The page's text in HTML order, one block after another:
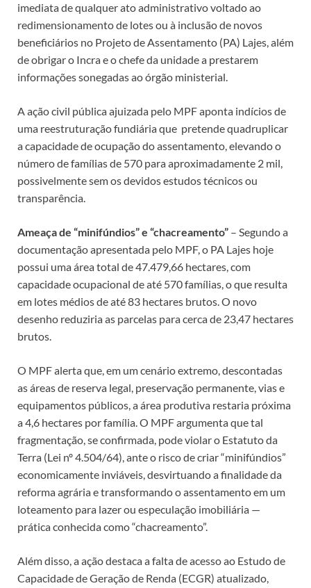
imediata de qualquer ato administrativo voltado ao
redimensionamento de lotes ou à inclusão de novos
beneficiários no Projeto de Assentamento (PA) Lajes, além
de obrigar o Incra e o chefe da unidade a prestarem
informações sonegadas ao órgão ministerial.
A ação civil pública ajuizada pelo MPF aponta indícios de
uma reestruturação fundiária que pretende quadruplicar
a capacidade de ocupação do assentamento, elevando o
número de famílias de 570 para aproximadamente 2 mil,
possivelmente sem os devidos estudos técnicos ou
transparência.
Ameaça de “minifúndios” e “chacreamento” – Segundo a
documentação apresentada pelo MPF, o PA Lajes hoje
possui uma área total de 47.479,66 hectares, com
capacidade ocupacional de até 570 famílias, o que resulta
em lotes médios de até 83 hectares brutos. O novo
desenho reduziria as parcelas para cerca de 23,47 hectares
brutos.
O MPF alerta que, em um cenário extremo, descontadas
as áreas de reserva legal, preservação permanente, vias e
equipamentos públicos, a área produtiva restaria próxima
a 4,6 hectares por família. O MPF argumenta que tal
fragmentação, se confirmada, pode violar o Estatuto da
Terra (Lei nº 4.504/64), ante o risco de criar “minifúndios”
economicamente inviáveis, desvirtuando a finalidade da
reforma agrária e transformando o assentamento em um
loteamento para lazer ou especulação imobiliária —
prática conhecida como “chacreamento”.
Além disso, a ação destaca a falta de acesso ao Estudo de
Capacidade de Geração de Renda (ECGR) atualizado,